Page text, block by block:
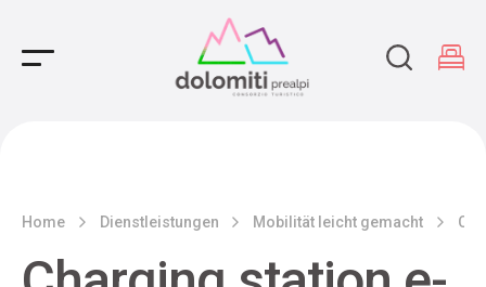
Main Navigation
Home Dienstleistungen Mobilität leicht gemacht